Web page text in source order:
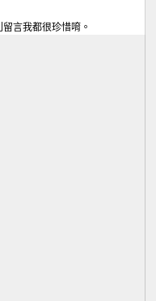
言我都很珍惜唷。